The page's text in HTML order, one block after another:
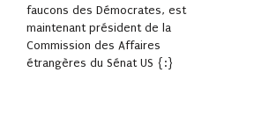
faucons des Démocrates, est
maintenant président de la
Commission des Affaires
étrangères du Sénat US {:}